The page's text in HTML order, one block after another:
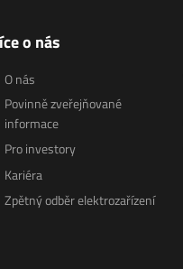
o nás
O nás
Povinně zveřejňované
informace
Pro investory
Kariéra
Zpětný odběr elektrozařízení